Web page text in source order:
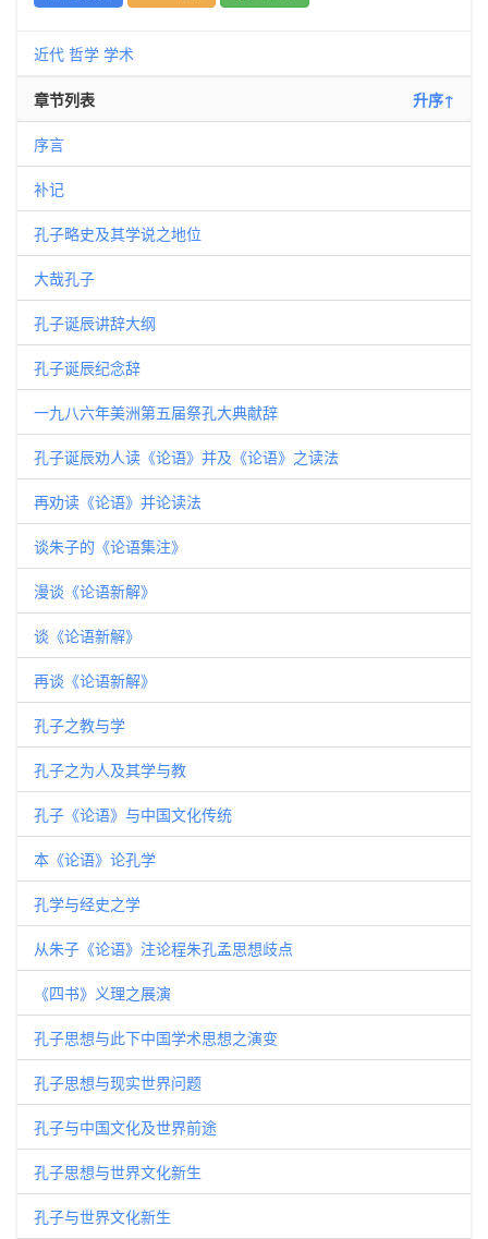
近代 哲学 学术
章节列表 升序↑
序言
补记
孔子略史及其学说之地位
大哉孔子
孔子诞辰讲辞大纲
孔子诞辰纪念辞
一九八六年美洲第五届祭孔大典献辞
孔子诞辰劝人读《论语》并及《论语》之读法
再劝读《论语》并论读法
谈朱子的《论语集注》
漫谈《论语新解》
谈《论语新解》
再谈《论语新解》
孔子之教与学
孔子之为人及其学与教
孔子《论语》与中国文化传统
本《论语》论孔学
孔学与经史之学
从朱子《论语》注论程朱孔孟思想歧点
《四书》义理之展演
孔子思想与此下中国学术思想之演变
孔子思想与现实世界问题
孔子与中国文化及世界前途
孔子思想与世界文化新生
孔子与世界文化新生